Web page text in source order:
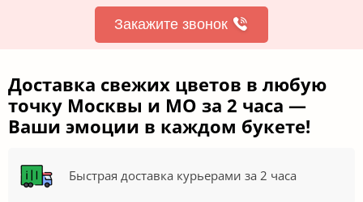
Закажите звонок
Доставка свежих цветов в любую
точку Москвы и МО за 2 часа —
Ваши эмоции в каждом букете!
Быстрая доставка курьерами за 2 часа